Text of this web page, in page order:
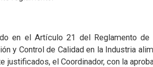
en el Artículo 21 del Reglamento
y Control de Calidad en la Industria
justificados, el Coordinador, con la